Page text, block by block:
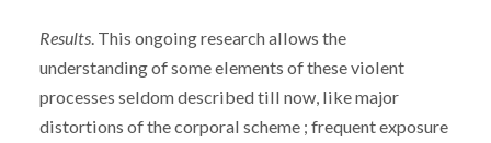
Results. This ongoing research allows the
understanding of some elements of these violent
processes seldom described till now, like major
distortions of the corporal scheme ; frequent exposure